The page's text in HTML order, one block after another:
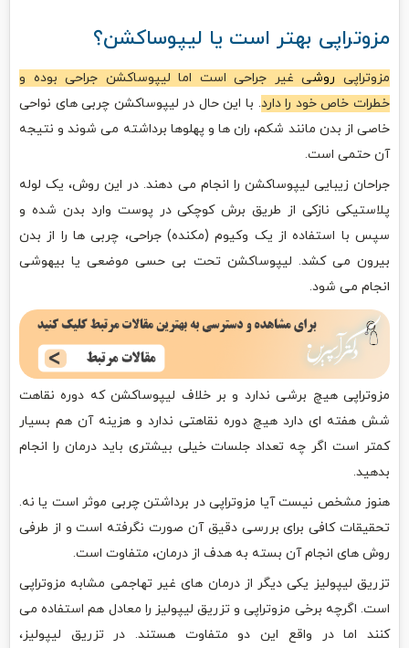
مزوتراپی بهتر است یا لیپوساکشن؟
مزوتراپی روشی غیر جراحی است اما لیپوساکشن جراحی بوده و
خطرات خاص خود را دارد. با این حال در لیپوساکشن چربی های نواحی
خاصی از بدن مانند شکم، ران ها و پهلوها برداشته می شوند و نتیجه
آن حتمی است.
جراحان زیبایی لیپوساکشن را انجام می دهند. در این روش، یک لوله
پلاستیکی نازکی از طریق برش کوچکی در پوست وارد بدن شده و
سپس با استفاده از یک وکیوم (مکنده) جراحی، چربی ها را از بدن
بیرون می کشد. لیپوساکشن تحت بی حسی موضعی یا بیهوشی
انجام می شود.
مزوتراپی هیچ برشی ندارد و بر خلاف لیپوساکشن که دوره نقاهت
شش هفته ای دارد هیچ دوره نقاهتی ندارد و هزینه آن هم بسیار
کمتر است اگر چه تعداد جلسات خیلی بیشتری باید درمان را انجام
بدهید.
هنوز مشخص نیست آیا مزوتراپی در برداشتن چربی موثر است یا نه.
تحقیقات کافی برای بررسی دقیق آن صورت نگرفته است و از طرفی
روش های انجام آن بسته به هدف از درمان، متفاوت است.
تزریق لیپولیز یکی دیگر از درمان های غیر تهاجمی مشابه مزوتراپی
است. اگرچه برخی مزوتراپی و تزریق لیپولیز را معادل هم استفاده می
کنند اما در واقع این دو متفاوت هستند. در تزریق لیپولیز،